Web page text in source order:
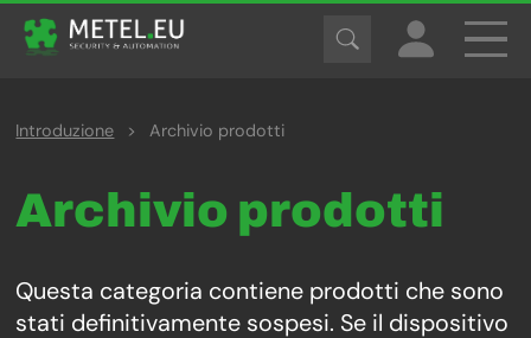
Introduzione > Archivio prodotti
Archivio prodotti
Questa categoria contiene prodotti che sono
stati definitivamente sospesi. Se il dispositivo